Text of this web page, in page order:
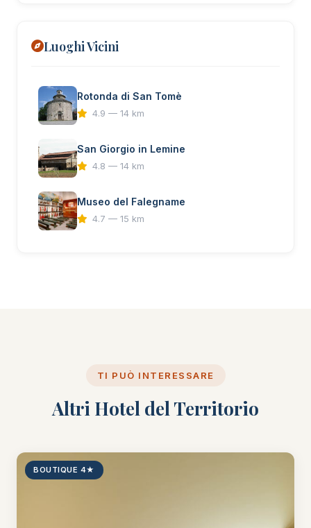
Luoghi Vicini
Rotonda di San Tomè
4.9 — 14 km
San Giorgio in Lemine
4.8 — 14 km
Museo del Falegname
4.7 — 15 km
TI PUÒ INTERESSARE
Altri Hotel del Territorio
BOUTIQUE 4★